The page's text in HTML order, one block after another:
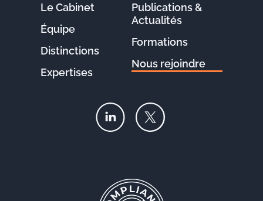
Le Cabinet
Équipe
Distinctions
Expertises
Publications &
Actualités
Formations
Nous rejoindre